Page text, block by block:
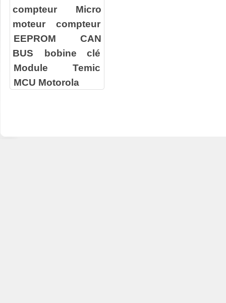
compteur
Micro
moteur compteur
EEPROM
CAN
BUS
bobine clé
Module Temic
MCU Motorola